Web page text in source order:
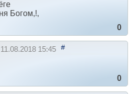
Богом,!,
0
11.08.2018 15:45 #
0